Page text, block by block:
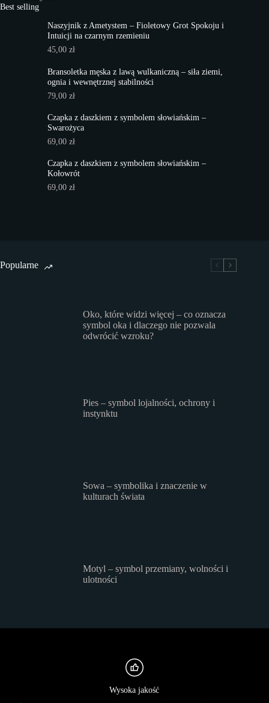
Best selling
Naszyjnik z Ametystem – Fioletowy Grot Spokoju i
Intuicji na czarnym rzemieniu
45,00 zł
Bransoletka męska z lawą wulkaniczną – siła ziemi,
ognia i wewnętrznej stabilności
79,00 zł
Czapka z daszkiem z symbolem słowiańskim –
Swarożyca
69,00 zł
Czapka z daszkiem z symbolem słowiańskim –
Kołowrót
69,00 zł
Popularne
Oko, które widzi więcej – co oznacza
symbol oka i dlaczego nie pozwala
odwrócić wzroku?
Pies – symbol lojalności, ochrony i
instynktu
Sowa – symbolika i znaczenie w
kulturach świata
Motyl – symbol przemiany, wolności i
ulotności
Wysoka jakość